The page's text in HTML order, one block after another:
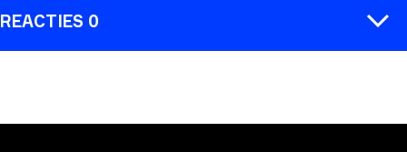
REACTIES 0